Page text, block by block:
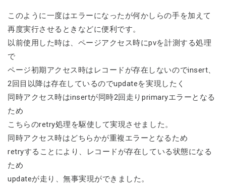
このように一度はエラーになったが何かしらの手を加えて
再度実行させるときなどに便利です。
以前使用した時は、ページアクセス時にpvを計測する処理
で
ページ初期アクセス時はレコードが存在しないのでinsert、
2回目以降は存在しているのでupdateを実現したく
同時アクセス時はinsertが同時2回走りprimaryエラーとなる
ため
こちらのretry処理を駆使して実現させました。
同時アクセス時はどちらかが重複エラーとなるため
retryすることにより、レコードが存在している状態になる
ため
updateが走り、無事実現ができました。